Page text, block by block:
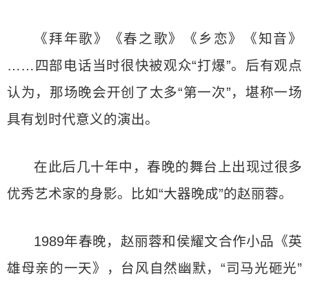
《拜年歌》《春之歌》《乡恋》《知音》
……四部电话当时很快被观众“打爆”。后有观点
认为，那场晚会开创了太多“第一次”，堪称一场
具有划时代意义的演出。
在此后几十年中，春晚的舞台上出现过很多
优秀艺术家的身影。比如“大器晚成”的赵丽蓉。
1989年春晚，赵丽蓉和侯耀文合作小品《英
雄母亲的一天》，台风自然幽默，“司马光砸光”